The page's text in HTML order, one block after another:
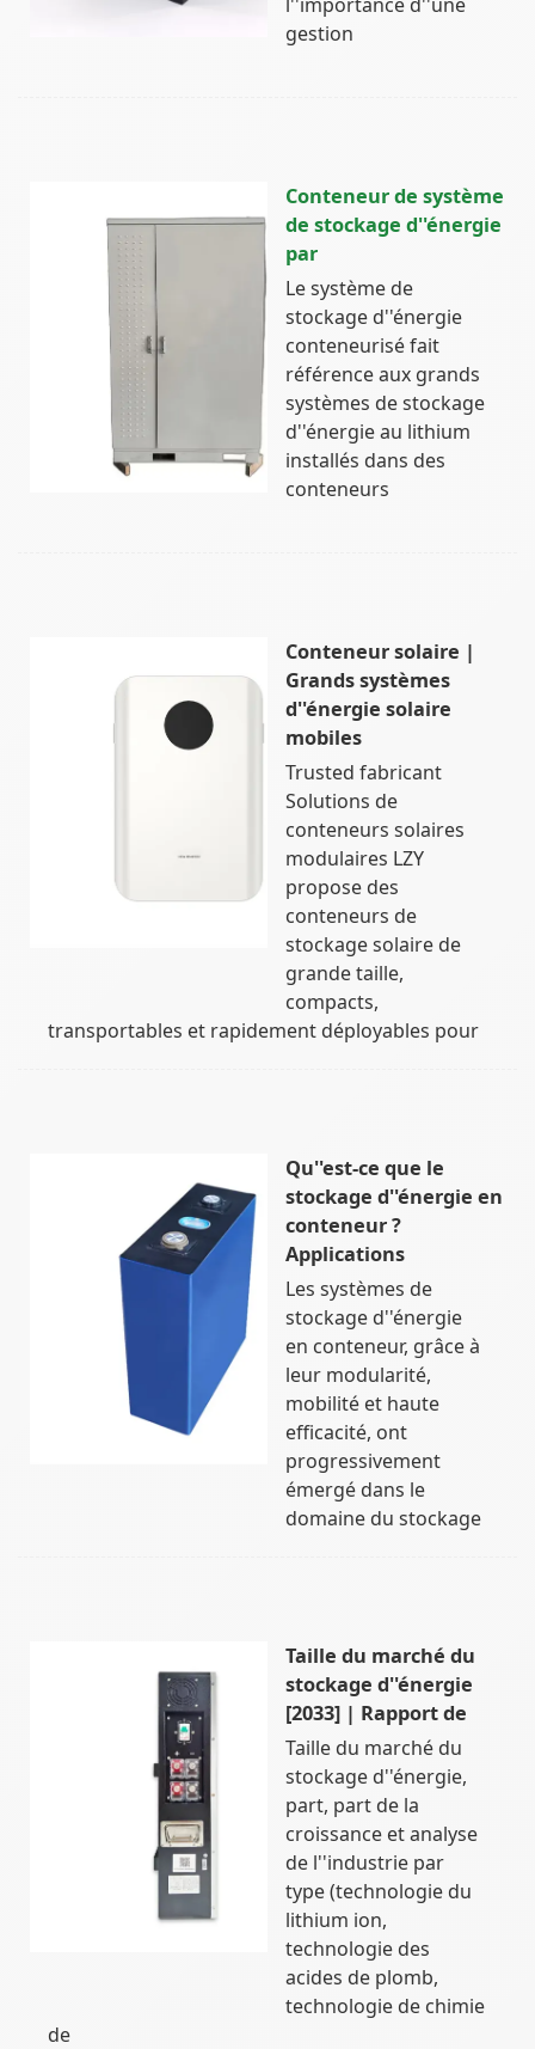
gestion
Conteneur de système
de stockage d''énergie
par
Le système de
stockage d''énergie
conteneurisé fait
référence aux grands
systèmes de stockage
d''énergie au lithium
installés dans des
conteneurs
Conteneur solaire |
Grands systèmes
d''énergie solaire
mobiles
Trusted fabricant
Solutions de
conteneurs solaires
modulaires LZY
propose des
conteneurs de
stockage solaire de
grande taille,
compacts,
transportables et rapidement déployables pour
Qu''est-ce que le
stockage d''énergie en
conteneur ?
Applications
Les systèmes de
stockage d''énergie
en conteneur, grâce à
leur modularité,
mobilité et haute
efficacité, ont
progressivement
émergé dans le
domaine du stockage
Taille du marché du
stockage d''énergie
[2033] | Rapport de
Taille du marché du
stockage d''énergie,
part, part de la
croissance et analyse
de l''industrie par
type (technologie du
lithium ion,
technologie des
acides de plomb,
technologie de chimie
de